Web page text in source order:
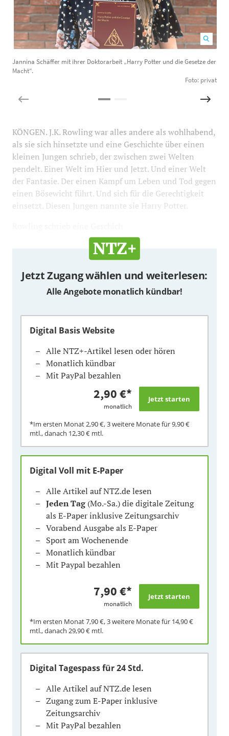
Jannina Schäffer mit ihrer Doktorarbeit „Harry Potter und die Gesetze der
Macht“.
Foto: privat
KÖNGEN. J.K. Rowling war alles andere als wohlhabend,
als sie sich hinsetzte und eine Geschichte über einen
kleinen Jungen schrieb, der zwischen zwei Welten
pendelt. Einer Welt im Hier und Jetzt. Und einer Welt
der Fantasie. Der einen Kampf um Leben und Tod gegen
einen Bösewicht führt. Und sich für die Gerechtigkeit
einsetzt. Diesen Jungen nannte sie Harry Potter.
Jetzt Zugang wählen und weiterlesen:
Alle Angebote monatlich kündbar!
Digital Basis Website
Alle NTZ+-Artikel lesen oder hören
Monatlich kündbar
Mit PayPal bezahlen
2,90 €*
monatlich
*Im ersten Monat2,90 €, 3 weitere Monate für9,90 €
mtl., danach 12,30 € mtl.
Digital Voll mit E-Paper
Alle Artikel auf NTZ.de lesen
Jeden Tag(Mo.-Sa.) die digitale Zeitung
als E-Paper inklusive Zeitungsarchiv
Vorabend Ausgabe als E-Paper
Sport am Wochenende
Monatlich kündbar
Mit Paypal bezahlen
7,90 €*
monatlich
*Im ersten Monat7,90 €, 3 weitere Monate für 14,90 €
mtl., danach 29,90 € mtl.
Digital Tagespassfür 24 Std.
Alle Artikel auf NTZ.de lesen
Zugang zum E-Paper inklusive
Zeitungsarchiv
Mit PayPal bezahlen